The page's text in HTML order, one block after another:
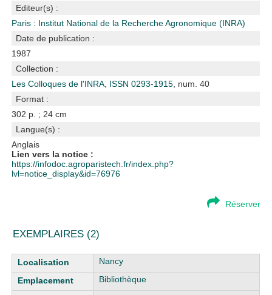
Editeur(s) :
Paris : Institut National de la Recherche Agronomique (INRA)
Date de publication :
1987
Collection :
Les Colloques de l'INRA, ISSN 0293-1915 , num. 40
Format :
302 p. ; 24 cm
Langue(s) :
Anglais
Lien vers la notice :
https://infodoc.agroparistech.fr/index.php?
lvl=notice_display&id=76976
Réserver
EXEMPLAIRES (2)
Liste des exemplaires
Nancy
Bibliothèque